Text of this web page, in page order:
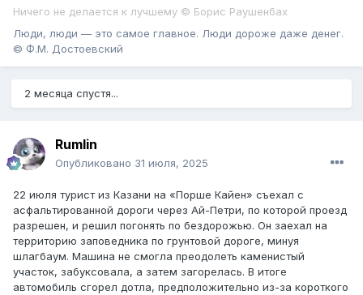
Ничего не делается к лучшему © Борис Раушенбах
Люди, люди — это самое главное. Люди дороже даже денег.
© Ф.М. Достоевский
2 месяца спустя...
Rumlin
Опубликовано 31 июля, 2025
22 июля турист из Казани на «Порше Кайен» съехал с
асфальтированной дороги через Ай-Петри, по которой проезд
разрешен, и решил погонять по бездорожью. Он заехал на
территорию заповедника по грунтовой дороге, минуя
шлагбаум. Машина не смогла преодолеть каменистый
участок, забуксовала, а затем загорелась. В итоге
автомобиль сгорел дотла, предположительно из-за короткого